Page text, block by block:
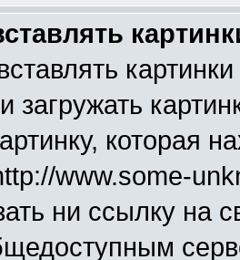
загружать
которая
www.some-
ни ссылку на